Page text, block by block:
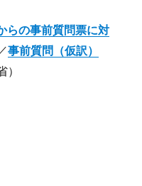
らの事前質問票に対
事前質問（仮訳）
）